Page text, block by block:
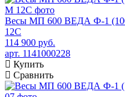
Весы МП 600 ВЕДА Ф-1
12С
114 900 руб.
арт. 1141000228
Купить
Сравнить